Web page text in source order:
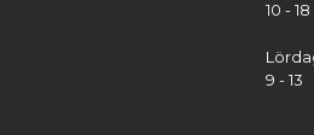
10 - 18
9 - 13